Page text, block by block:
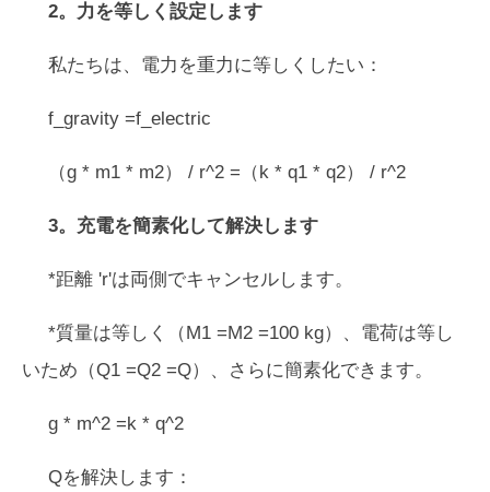
2。力を等しく設定します
私たちは、電力を重力に等しくしたい：
f_gravity =f_electric
（g * m1 * m2） / r^2 =（k * q1 * q2） / r^2
3。充電を簡素化して解決します
*距離 'r'は両側でキャンセルします。
*質量は等しく（M1 =M2 =100 kg）、電荷は等し
いため（Q1 =Q2 =Q）、さらに簡素化できます。
g * m^2 =k * q^2
Qを解決します：